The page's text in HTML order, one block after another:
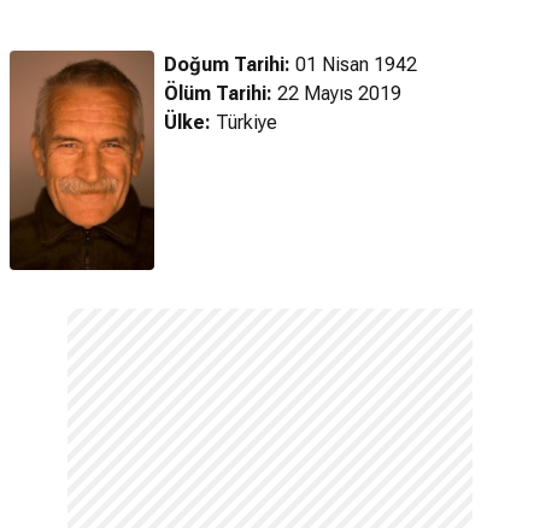
Doğum Tarihi: 01 Nisan 1942
Ölüm Tarihi: 22 Mayıs 2019
Ülke: Türkiye